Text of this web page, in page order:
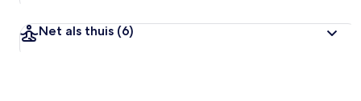
Net als thuis (6)